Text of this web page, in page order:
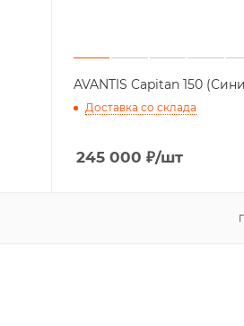
AVANTIS Capitan 150
Доставка со склада
245 000 ₽/шт